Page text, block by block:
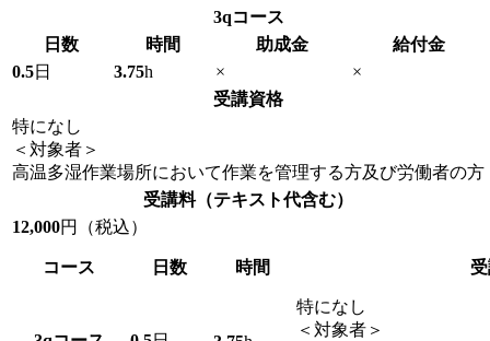
3qコース
日数
時間 助成金
給付金
0.5日 3.75h ×
×
受講資格
特になし
＜対象者＞
高温多湿作業場所において作業を管理する方及び労働者の方
受講料（テキスト代含む）
12,000円（税込）
コース 日数 時間
特になし
＜対象者＞